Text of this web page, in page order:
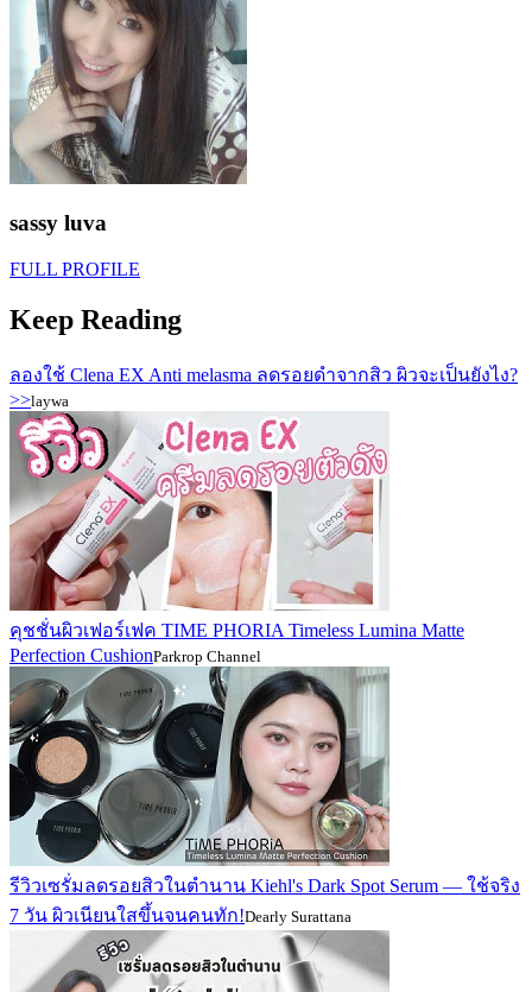
sassy luva
FULL PROFILE
Keep Reading
ลองใช้ Clena EX Anti melasma ลดรอยดำจากสิว ผิวจะเป็นยังไง?
>>laywa
คุชชั่นผิวเฟอร์เฟค TIME PHORIA Timeless Lumina Matte
Perfection CushionParkrop Channel
รีวิวเซรั่มลดรอยสิวในตำนาน Kiehl's Dark Spot Serum — ใช้จริง
7 วัน ผิวเนียนใสขึ้นจนคนทัก!Dearly Surattana